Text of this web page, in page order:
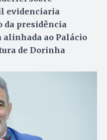
evidenciaria
da presidência
alinhada ao Palácio
de Dorinha